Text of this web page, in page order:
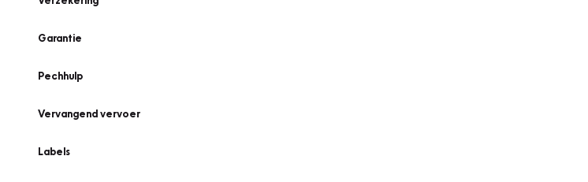
Garantie
Pechhulp
Vervangend vervoer
Labels